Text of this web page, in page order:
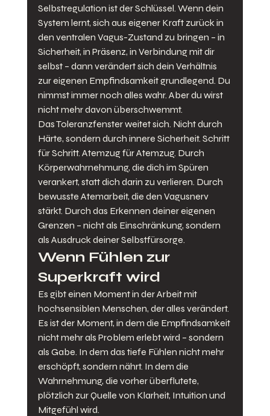
Selbstregulation ist der Schlüssel. Wenn dein
System lernt, sich aus eigener Kraft zurück in
den ventralen Vagus-Zustand zu bringen – in
Sicherheit, in Präsenz, in Verbindung mit dir
selbst – dann verändert sich dein Verhältnis
zur eigenen Empfindsamkeit grundlegend. Du
nimmst immer noch alles wahr. Aber du wirst
nicht mehr davon überschwemmt.
Das Toleranzfenster weitet sich. Nicht durch
Härte, sondern durch innere Sicherheit. Schritt
für Schritt. Atemzug für Atemzug. Durch
Körperwahrnehmung, die dich im Spüren
verankert, statt dich darin zu verlieren. Durch
bewusste Atemarbeit, die den Vagusnerv
stärkt. Durch das Erkennen deiner eigenen
Grenzen – nicht als Einschränkung, sondern
als Ausdruck deiner Selbstfürsorge.
Wenn Fühlen zur
Superkraft wird
Es gibt einen Moment in der Arbeit mit
hochsensiblen Menschen, der alles verändert.
Es ist der Moment, in dem die Empfindsamkeit
nicht mehr als Problem erlebt wird – sondern
als Gabe. In dem das tiefe Fühlen nicht mehr
erschöpft, sondern nährt. In dem die
Wahrnehmung, die vorher überflutete,
plötzlich zur Quelle von Klarheit, Intuition und
Mitgefühl wird.